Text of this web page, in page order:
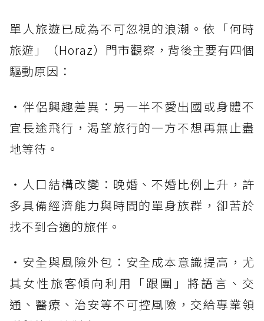
單人旅遊已成為不可忽視的浪潮。依「何時
旅遊」（Horaz）門市觀察，背後主要有四個
驅動原因：
・伴侶興趣差異：另一半不愛出國或身體不
宜長途飛行，渴望旅行的一方不想再無止盡
地等待。
・人口結構改變：晚婚、不婚比例上升，許
多具備經濟能力與時間的單身族群，卻苦於
找不到合適的旅伴。
・安全與風險外包：安全成本意識提高，尤
其女性旅客傾向利用「跟團」將語言、交
通、醫療、治安等不可控風險，交給專業領